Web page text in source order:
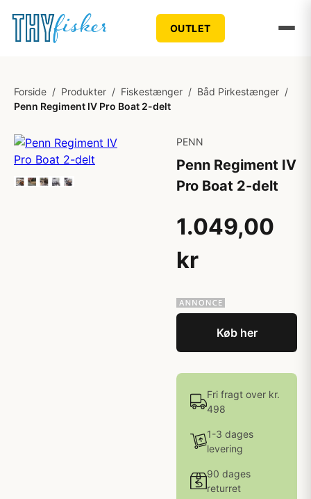
OUTLET
Forside / Produkter / Fiskestænger / Båd Pirkestænger /
Penn Regiment IV Pro Boat 2-delt
PENN
Penn Regiment IV
Pro Boat 2-delt
1.049,00
kr
Køb her
Fri fragt over kr.
498
1-3 dages
levering
90 dages
returret